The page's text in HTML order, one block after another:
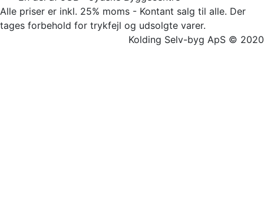
Alle priser er inkl. 25% moms - Kontant salg til alle. Der
tages forbehold for trykfejl og udsolgte varer.
Kolding Selv-byg ApS © 2020